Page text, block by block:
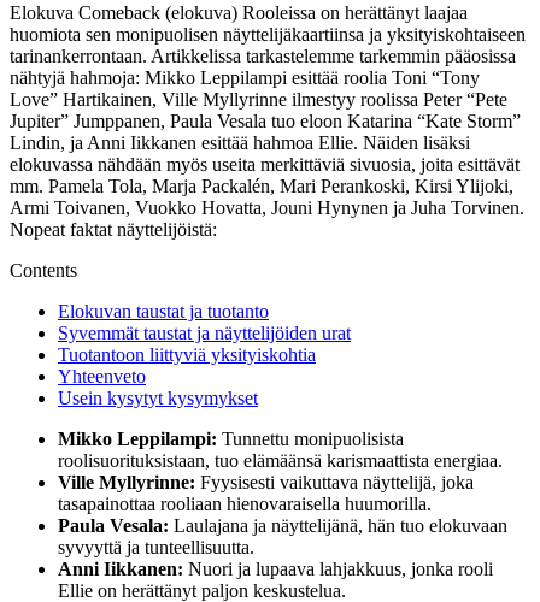
Elokuva Comeback (elokuva) Rooleissa on herättänyt laajaa
huomiota sen monipuolisen näyttelijäkaartiinsa ja yksityiskohtaiseen
tarinankerrontaan. Artikkelissa tarkastelemme tarkemmin pääosissa
nähtyjä hahmoja: Mikko Leppilampi esittää roolia Toni “Tony
Love” Hartikainen, Ville Myllyrinne ilmestyy roolissa Peter “Pete
Jupiter” Jumppanen, Paula Vesala tuo eloon Katarina “Kate Storm”
Lindin, ja Anni Iikkanen esittää hahmoa Ellie. Näiden lisäksi
elokuvassa nähdään myös useita merkittäviä sivuosia, joita esittävät
mm. Pamela Tola, Marja Packalén, Mari Perankoski, Kirsi Ylijoki,
Armi Toivanen, Vuokko Hovatta, Jouni Hynynen ja Juha Torvinen.
Nopeat faktat näyttelijöistä:
Contents
Elokuvan taustat ja tuotanto
Syvemmät taustat ja näyttelijöiden urat
Tuotantoon liittyviä yksityiskohtia
Yhteenveto
Usein kysytyt kysymykset
Mikko Leppilampi: Tunnettu monipuolisista
roolisuorituksistaan, tuo elämäänsä karismaattista energiaa.
Ville Myllyrinne: Fyysisesti vaikuttava näyttelijä, joka
tasapainottaa rooliaan hienovaraisella huumorilla.
Paula Vesala: Laulajana ja näyttelijänä, hän tuo elokuvaan
syvyyttä ja tunteellisuutta.
Anni Iikkanen: Nuori ja lupaava lahjakkuus, jonka rooli
Ellie on herättänyt paljon keskustelua.